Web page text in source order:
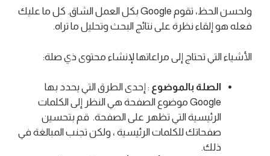
ولحسن الحظ، تقوم Google بكل العمل الشاق. كل ما عليك
فعله هو إلقاء نظرة على نتائج البحث وتحليل ما تراه.
الأشياء التي تحتاج إلى مراعاتها لإنشاء محتوى ذي صلة:
الصلة بالموضوع : إحدى الطرق التي يحدد بها
Google موضوع الصفحة هي النظر إلى الكلمات
الرئيسية التي تظهر على الصفحة. قم بتحسين
صفحاتك للكلمات الرئيسية ، ولكن تجنب المبالغة في
ذلك.